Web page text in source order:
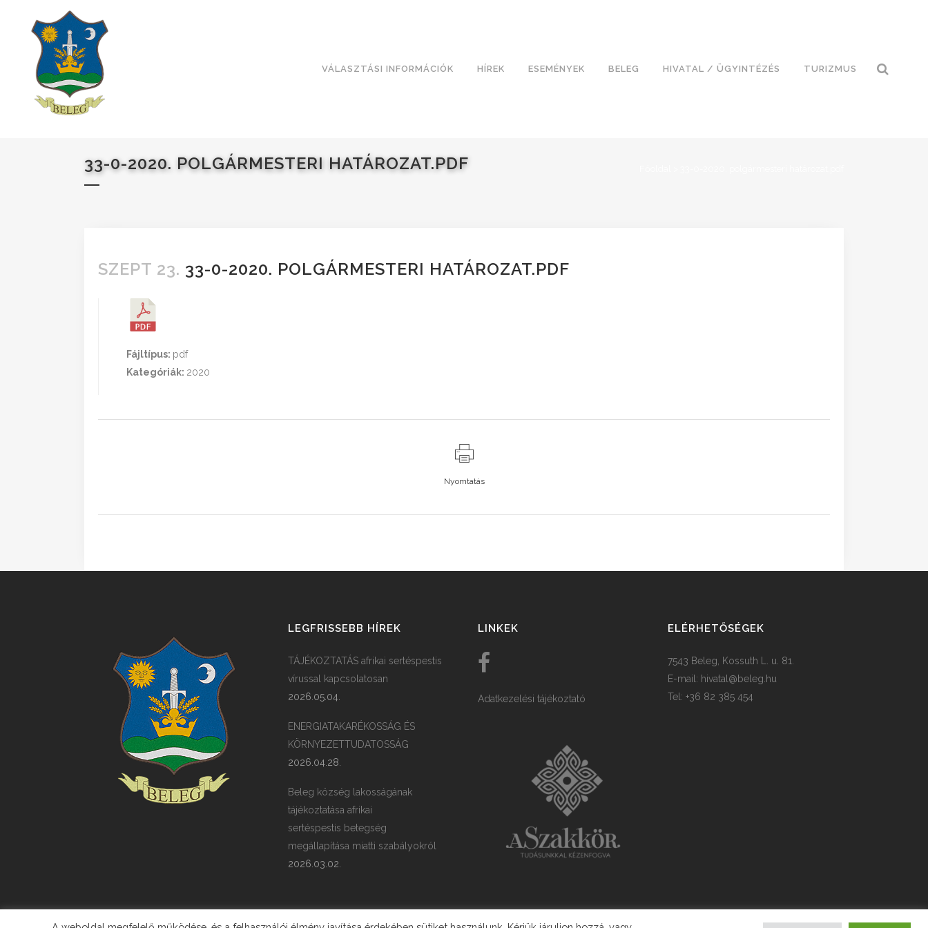
VÁLASZTÁSI INFORMÁCIÓK HÍREK ESEMÉNYEK BELEG HIVATAL / ÜGYINTÉZÉS TURIZMUS
33-0-2020. POLGÁRMESTERI HATÁROZAT.PDF
SZEPT 23. 33-0-2020. POLGÁRMESTERI HATÁROZAT.PDF
Fájltípus: pdf
Kategóriák: 2020
Nyomtatás
LEGFRISSEBB HÍREK
TÁJÉKOZTATÁS afrikai sertéspestis
vírussal kapcsolatosan
2026.05.04.
ENERGIATAKARÉKOSSÁG ÉS
KÖRNYEZETTUDATOSSÁG
2026.04.28.
Beleg község lakosságának
tájékoztatása afrikai
sertéspestis betegség
megállapítása miatti szabályokról
2026.03.02.
LINKEK
Adatkezelési tájékoztató
ELÉRHETŐSÉGEK
7543 Beleg, Kossuth L. u. 81.
E-mail: hivatal@beleg.hu
Tel: +36 82 385 454